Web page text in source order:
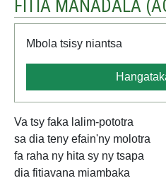
FITIA MANADALA (
Mbola tsisy niantsa
Va tsy faka lalim-pototra
sa dia teny efain'ny molotra
fa raha ny hita sy ny tsapa
dia fitiavana miambaka